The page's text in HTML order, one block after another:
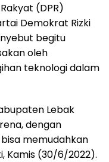
(DPR)
Demokrat Rizki
begitu
oleh
teknologi dalam
Lebak
dengan
memudahkan
Kamis (30/6/2022).